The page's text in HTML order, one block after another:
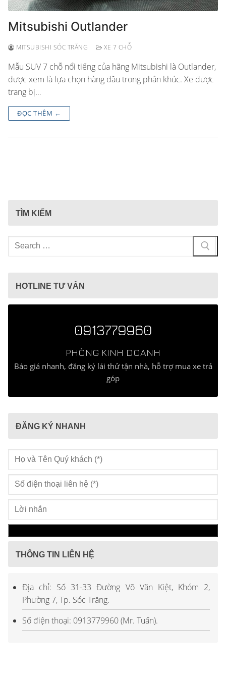
Mitsubishi Outlander
MITSUBISHI SÓC TRĂNG XE 7 CHỖ
Mẫu SUV 7 chỗ nổi tiếng của hãng Mitsubishi là Outlander,
được xem là lựa chọn hàng đầu trong phân khúc. Xe được
trang bị…
ĐỌC THÊM ←
TÌM KIẾM
Tìm
kiếm
HOTLINE TƯ VẤN
0913779960
PHÒNG KINH DOANH
Báo giá nhanh, đăng ký lái thử tận nhà, hỗ trợ mua xe trả
góp
ĐĂNG KÝ NHANH
THÔNG TIN LIÊN HỆ
Địa chỉ: Số 31-33 Đường Võ Văn Kiệt, Khóm 2,
Phường 7, Tp. Sóc Trăng.
Số điện thoại: 0913779960 (Mr. Tuấn).